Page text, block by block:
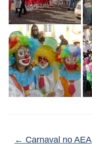
← Carnaval no AEA